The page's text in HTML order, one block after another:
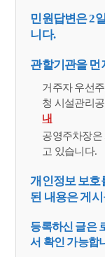
민원답변은 2
니다.
관할기관을 먼
거주자 우선
청 시설관리
내
공영주차장은
고 있습니다.
개인정보 보호
된 내용은 게
등록하신 글은
서 확인 가능합